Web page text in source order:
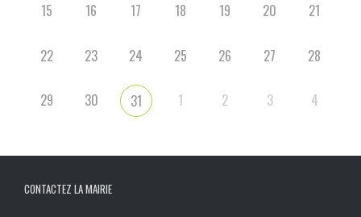
15 16 17 18 19 20 21
22 23 24 25 26 27 28
29 30 31 1 2 3 4
CONTACTEZ LA MAIRIE